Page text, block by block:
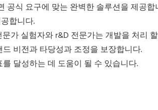
공식 요구에 맞는 완벽한 솔루션을 제공합
합니다.
가 실험자와 r&D 전문가는 개발을 처리
비전과 타당성과 조정을 보장합니다.
를 달성하는 데 도움이 될 수 있습니다.